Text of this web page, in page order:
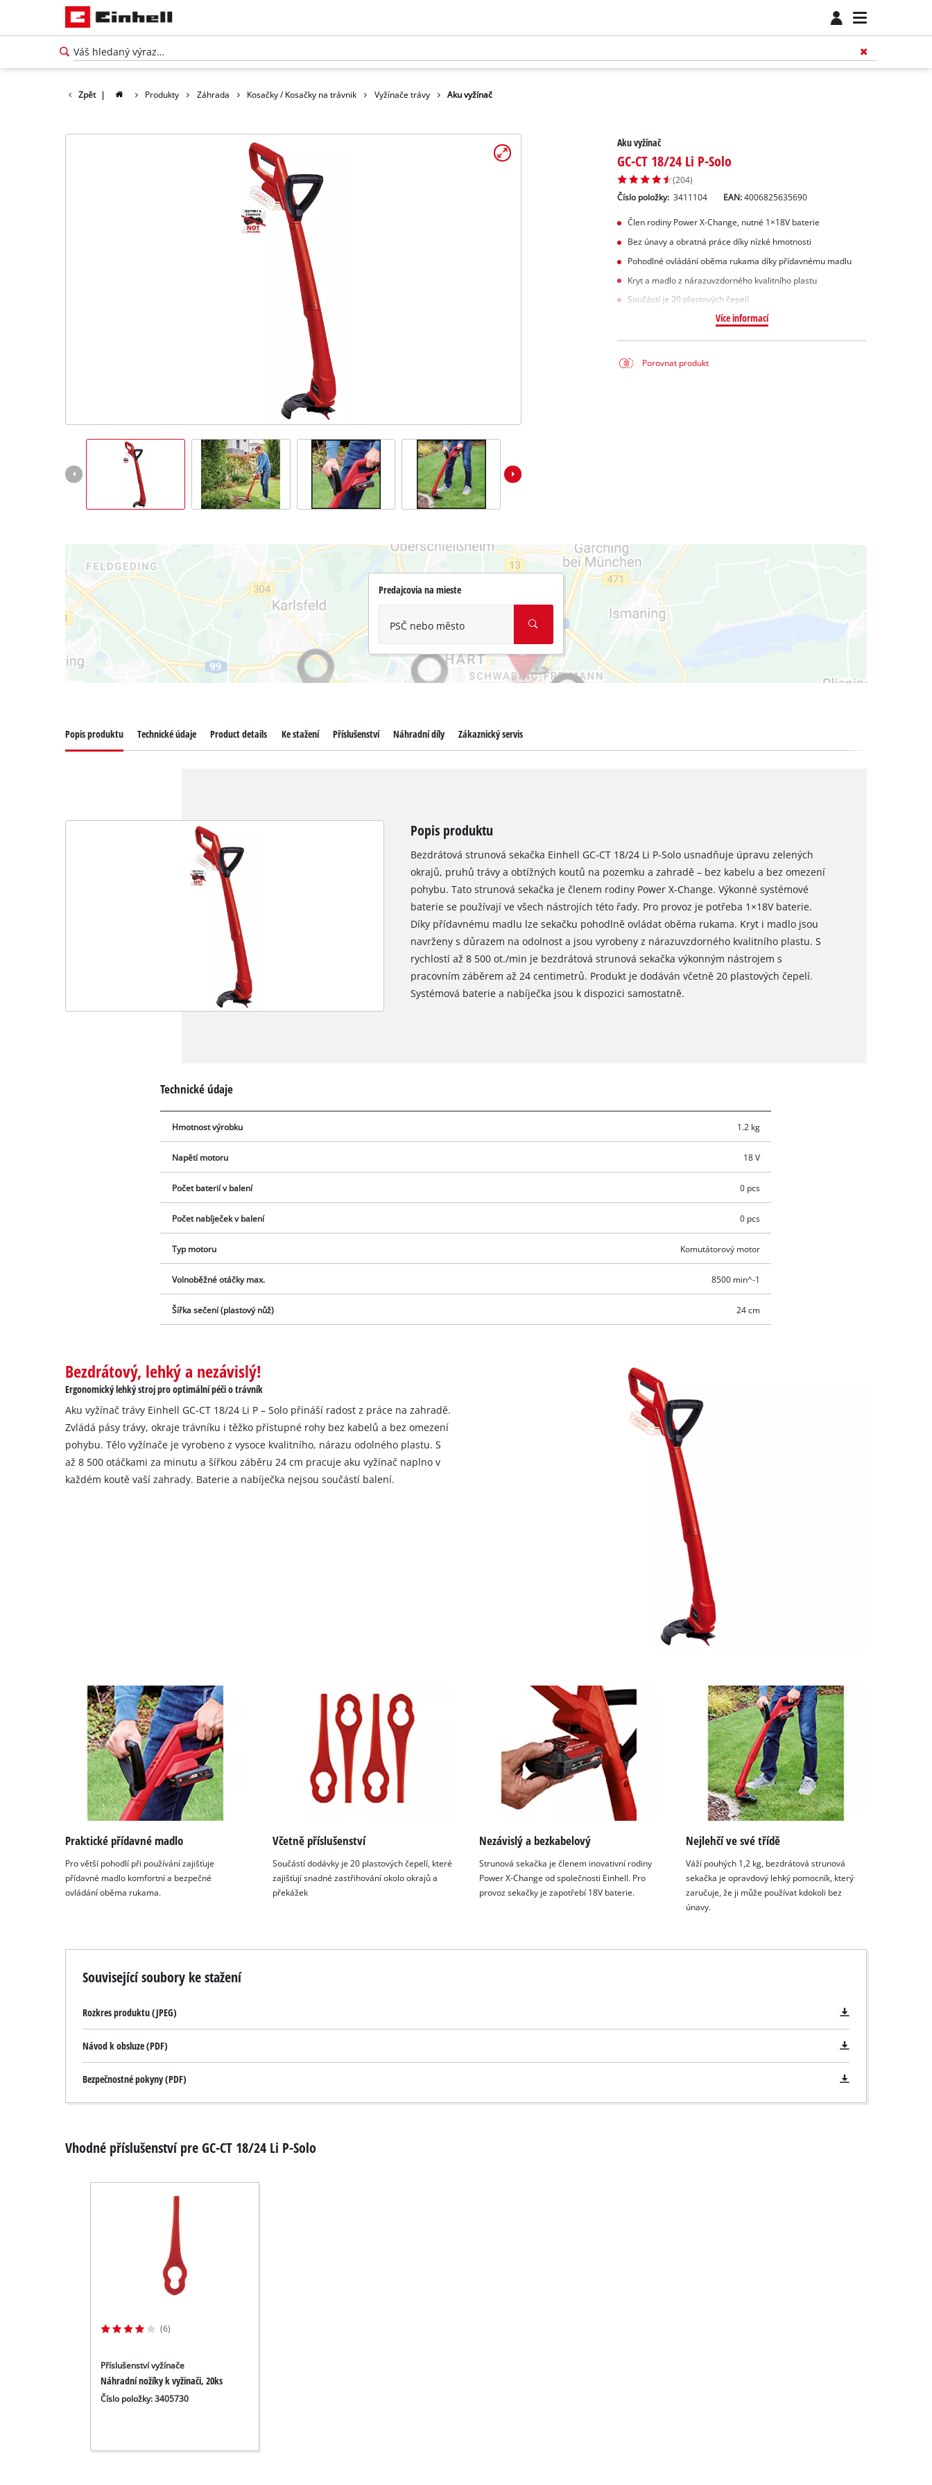
Zpět | Produkty Záhrada Kosačky / Kosačky na trávnik Vyžínače trávy Aku vyžínač
Aku vyžínač
GC-CT 18/24 Li P-Solo
(204)
Číslo položky: 3411104 EAN:4006825635690
Člen rodiny Power X-Change, nutné 1×18V baterie
Bez únavy a obratná práce díky nízké hmotnosti
Pohodlné ovládání oběma rukama díky přídavnému madlu
Kryt a madlo z nárazuvzdorného kvalitního plastu
Součástí je 20 plastových čepelí
Více informací
Porovnat produkt
Predajcovia na mieste
PSČ nebo město
Popis produktu Technické údaje Product details Ke stažení Příslušenství Náhradní díly Zákaznický servis
Popis produktu
Bezdrátová strunová sekačka Einhell GC-CT 18/24 Li P-Solo usnadňuje úpravu zelených
okrajů, pruhů trávy a obtížných koutů na pozemku a zahradě – bez kabelu a bez omezení
pohybu. Tato strunová sekačka je členem rodiny Power X-Change. Výkonné systémové
baterie se používají ve všech nástrojích této řady. Pro provoz je potřeba 1×18V baterie.
Díky přídavnému madlu lze sekačku pohodlně ovládat oběma rukama. Kryt i madlo jsou
navrženy s důrazem na odolnost a jsou vyrobeny z nárazuvzdorného kvalitního plastu. S
rychlostí až 8 500 ot./min je bezdrátová strunová sekačka výkonným nástrojem s
pracovním záběrem až 24 centimetrů. Produkt je dodáván včetně 20 plastových čepelí.
Systémová baterie a nabíječka jsou k dispozici samostatně.
Technické údaje
Hmotnost výrobku 1.2 kg
Napětí motoru 18 V
Počet baterií v balení 0 pcs
Počet nabíječek v balení 0 pcs
Typ motoru Komutátorový motor
Volnoběžné otáčky max. 8500 min^-1
Šířka sečení (plastový nůž) 24 cm
Bezdrátový, lehký a nezávislý!
Ergonomický lehký stroj pro optimální péči o trávník
Aku vyžínač trávy Einhell GC-CT 18/24 Li P – Solo přináší radost z práce na zahradě.
Zvládá pásy trávy, okraje trávníku i těžko přístupné rohy bez kabelů a bez omezení
pohybu. Tělo vyžínače je vyrobeno z vysoce kvalitního, nárazu odolného plastu. S
až 8 500 otáčkami za minutu a šířkou záběru 24 cm pracuje aku vyžínač naplno v
každém koutě vaší zahrady. Baterie a nabíječka nejsou součástí balení.
Praktické přídavné madlo
Pro větší pohodlí při používání zajišťuje
přídavné madlo komfortní a bezpečné
ovládání oběma rukama.
Včetně příslušenství
Součástí dodávky je 20 plastových čepelí, které
zajišťují snadné zastřihování okolo okrajů a
překážek
Nezávislý a bezkabelový
Strunová sekačka je členem inovativní rodiny
Power X-Change od společnosti Einhell. Pro
provoz sekačky je zapotřebí 18V baterie.
Nejlehčí ve své třídě
Váží pouhých 1,2 kg, bezdrátová strunová
sekačka je opravdový lehký pomocník, který
zaručuje, že ji může používat kdokoli bez
únavy.
Související soubory ke stažení
Rozkres produktu (JPEG)
Návod k obsluze (PDF)
Bezpečnostné pokyny (PDF)
Vhodné příslušenství pre GC-CT 18/24 Li P-Solo
(6)
Příslušenství vyžínače
Náhradní nožíky k vyžinači, 20ks
Číslo položky: 3405730